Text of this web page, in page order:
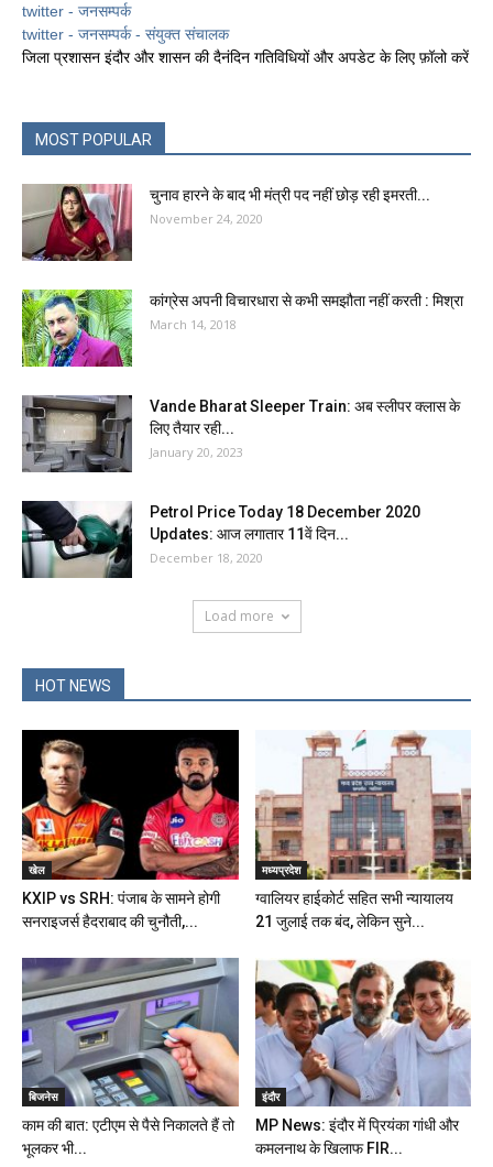
twitter - जनसम्पर्क
twitter - जनसम्पर्क - संयुक्त संचालक
जिला प्रशासन इंदौर और शासन की दैनंदिन गतिविधियों और अपडेट के लिए फ़ॉलो करें
MOST POPULAR
चुनाव हारने के बाद भी मंत्री पद नहीं छोड़ रही इमरती...
November 24, 2020
कांग्रेस अपनी विचारधारा से कभी समझौता नहीं करती : मिश्रा
March 14, 2018
Vande Bharat Sleeper Train: अब स्लीपर क्लास के
लिए तैयार रही...
January 20, 2023
Petrol Price Today 18 December 2020
Updates: आज लगातार 11वें दिन...
December 18, 2020
Load more
HOT NEWS
खेल
KXIP vs SRH: पंजाब के सामने होगी
सनराइजर्स हैदराबाद की चुनौती,...
मध्यप्रदेश
ग्वालियर हाईकोर्ट सहित सभी न्यायालय
21 जुलाई तक बंद, लेकिन सुने...
बिजनेस
काम की बात: एटीएम से पैसे निकालते हैं तो
भूलकर भी...
इंदौर
MP News: इंदौर में प्रियंका गांधी और
कमलनाथ के खिलाफ FIR...